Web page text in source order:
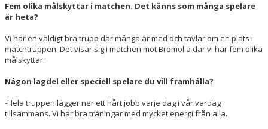
Fem olika målskyttar i matchen. Det känns som många spelare
är heta?
Vi har en väldigt bra trupp där många är med och tävlar om en plats i
matchtruppen. Det visar sig i matchen mot Bromölla där vi har fem olika
målskyttar.
Någon lagdel eller speciell spelare du vill framhålla?
-Hela truppen lägger ner ett hårt jobb varje dag i vår vardag
tillsammans. Vi har bra träningar med mycket energi från alla.